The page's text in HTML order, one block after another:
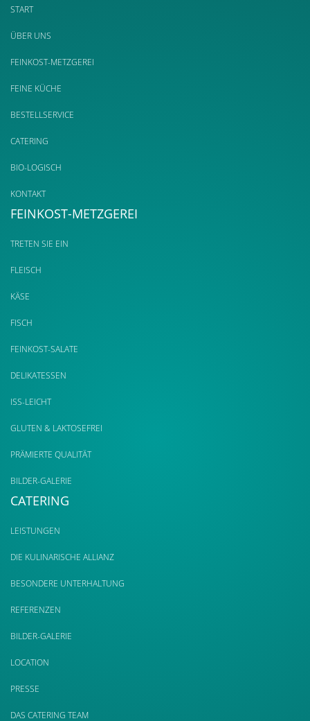
START
ÜBER UNS
FEINKOST-METZGEREI
FEINE KÜCHE
BESTELLSERVICE
CATERING
BIO-LOGISCH
KONTAKT
FEINKOST-METZGEREI
TRETEN SIE EIN
FLEISCH
KÄSE
FISCH
FEINKOST-SALATE
DELIKATESSEN
ISS-LEICHT
GLUTEN & LAKTOSEFREI
PRÄMIERTE QUALITÄT
BILDER-GALERIE
CATERING
LEISTUNGEN
DIE KULINARISCHE ALLIANZ
BESONDERE UNTERHALTUNG
REFERENZEN
BILDER-GALERIE
LOCATION
PRESSE
DAS CATERING TEAM